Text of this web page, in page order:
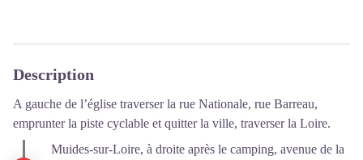
Description
A gauche de l’église traverser la rue Nationale, rue Barreau,
emprunter la piste cyclable et quitter la ville, traverser la Loire.
Muides-sur-Loire, à droite après le camping, avenue de la